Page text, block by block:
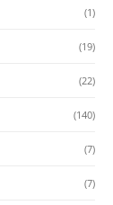
(1)
(19)
(22)
(140)
(7)
(7)